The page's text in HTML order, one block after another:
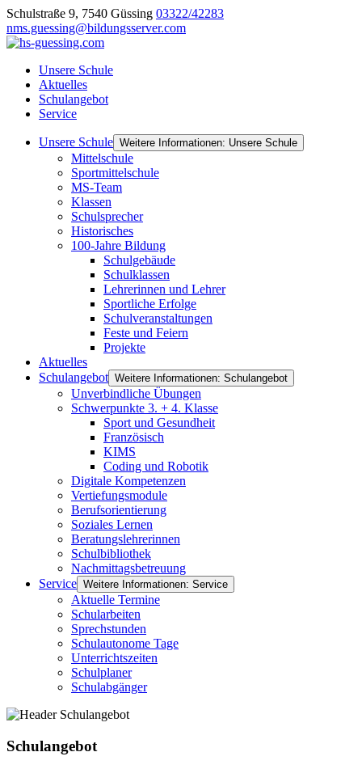
Schulstraße 9, 7540 Güssing 03322/42283
nms.guessing@bildungsserver.com
Unsere Schule
Aktuelles
Schulangebot
Service
Unsere Schule Weitere Informationen: Unsere Schule
Mittelschule
Sportmittelschule
MS-Team
Klassen
Schulsprecher
Historisches
100-Jahre Bildung
Schulgebäude
Schulklassen
Lehrerinnen und Lehrer
Sportliche Erfolge
Schulveranstaltungen
Feste und Feiern
Projekte
Aktuelles
Schulangebot Weitere Informationen: Schulangebot
Unverbindliche Übungen
Schwerpunkte 3. + 4. Klasse
Sport und Gesundheit
Französisch
KIMS
Coding und Robotik
Digitale Kompetenzen
Vertiefungsmodule
Berufsorientierung
Soziales Lernen
Beratungslehrerinnen
Schulbibliothek
Nachmittagsbetreuung
Service Weitere Informationen: Service
Aktuelle Termine
Schularbeiten
Sprechstunden
Schulautonome Tage
Unterrichtszeiten
Schulplaner
Schulabgänger
Schulangebot